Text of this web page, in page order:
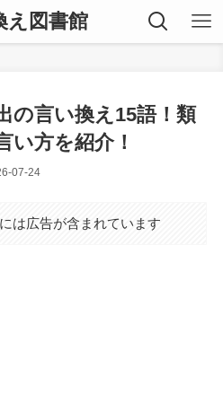
え図書館
の言い換え15語！類
い方を紹介！
07-24
は広告が含まれています